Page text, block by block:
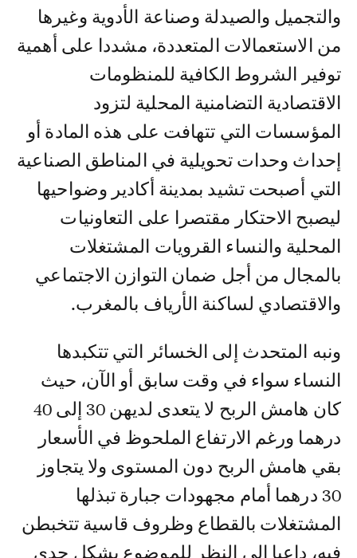
والتجميل والصيدلة وصناعة الأدوية وغيرها
من الاستعمالات المتعددة، مشددا على أهمية
توفير الشروط الكافية للمنظومات
الاقتصادية التضامنية المحلية لتزود
المؤسسات التي تتهافت على هذه المادة أو
إحداث وحدات تحويلية في المناطق الصناعية
التي أصبحت تشيد بمدينة أكادير وضواحيها
ليصبح الاحتكار مقتصرا على التعاونيات
المحلية والنساء القرويات المشتغلات
بالمجال من أجل ضمان التوازن الاجتماعي
والاقتصادي لساكنة الأرياف بالمغرب.
ونبه المتحدث إلى الخسائر التي تتكبدها
النساء سواء في وقت سابق أو الآن، حيث
كان هامش الربح لا يتعدى لديهن 30 إلى 40
درهما ورغم الارتفاع الملحوظ في الأسعار
بقي هامش الربح دون المستوى ولا يتجاوز
30 درهما أمام مجهودات جبارة تبذلها
المشتغلات بالقطاع وظروف قاسية تتخبطن
فيه، داعيا إلى النظر للموضوع بشكل جدي